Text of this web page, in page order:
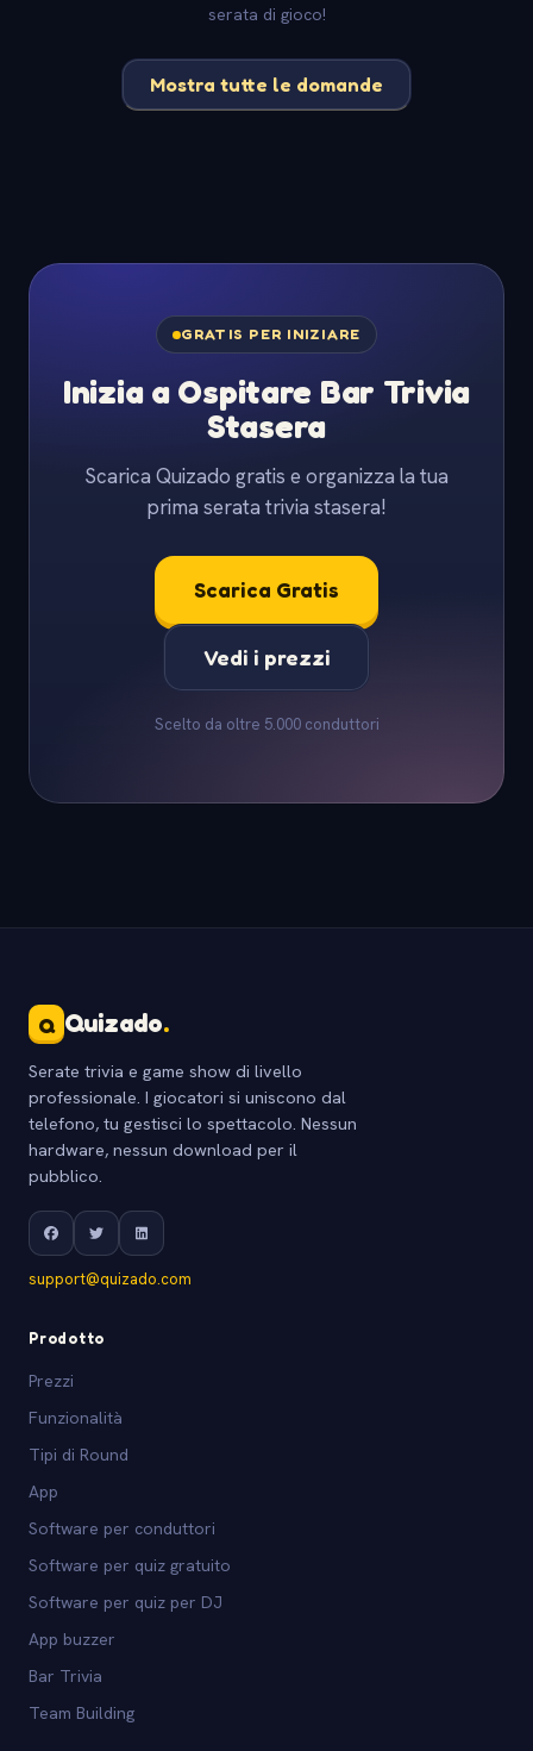
serata di gioco!
Mostra tutte le domande
GRATIS PER INIZIARE
Inizia a Ospitare Bar Trivia
Stasera
Scarica Quizado gratis e organizza la tua
prima serata trivia stasera!
Scarica Gratis
Vedi i prezzi
Scelto da oltre 5.000 conduttori
Q Quizado.
Serate trivia e game show di livello
professionale. I giocatori si uniscono dal
telefono, tu gestisci lo spettacolo. Nessun
hardware, nessun download per il
pubblico.
support@quizado.com
Prodotto
Prezzi
Funzionalità
Tipi di Round
App
Software per conduttori
Software per quiz gratuito
Software per quiz per DJ
App buzzer
Bar Trivia
Team Building